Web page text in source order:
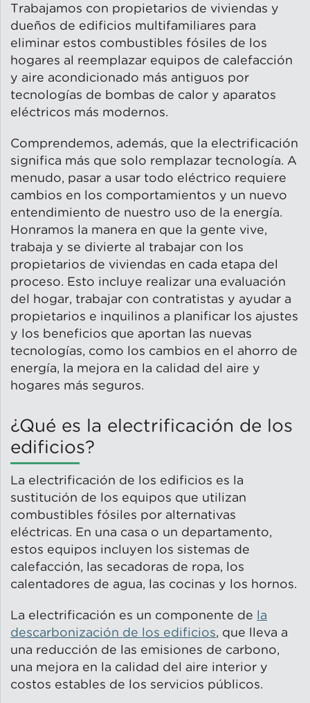
Acelerador de trabajos en
energía limpia
Trabajamos con propietarios de viviendas y
dueños de edificios multifamiliares para
eliminar estos combustibles fósiles de los
hogares al reemplazar equipos de calefacción
y aire acondicionado más antiguos por
tecnologías de bombas de calor y aparatos
eléctricos más modernos.
Comprendemos, además, que la electrificación
significa más que solo remplazar tecnología. A
menudo, pasar a usar todo eléctrico requiere
cambios en los comportamientos y un nuevo
entendimiento de nuestro uso de la energía.
Honramos la manera en que la gente vive,
trabaja y se divierte al trabajar con los
propietarios de viviendas en cada etapa del
proceso. Esto incluye realizar una evaluación
del hogar, trabajar con contratistas y ayudar a
propietarios e inquilinos a planificar los ajustes
y los beneficios que aportan las nuevas
tecnologías, como los cambios en el ahorro de
energía, la mejora en la calidad del aire y
hogares más seguros.
¿Qué es la electrificación de los
edificios?
La electrificación de los edificios es la
sustitución de los equipos que utilizan
combustibles fósiles por alternativas
eléctricas. En una casa o un departamento,
estos equipos incluyen los sistemas de
calefacción, las secadoras de ropa, los
calentadores de agua, las cocinas y los hornos.
La electrificación es un componente de la
descarbonización de los edificios, que lleva a
una reducción de las emisiones de carbono,
una mejora en la calidad del aire interior y
costos estables de los servicios públicos.